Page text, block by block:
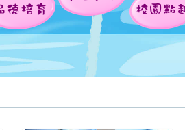
品德培育
校園點趣